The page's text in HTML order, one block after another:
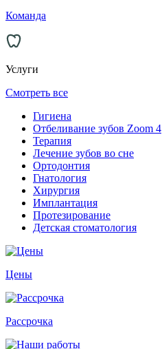
Команда
Услуги
Смотреть все
Гигиена
Отбеливание зубов Zoom 4
Терапия
Лечение зубов во сне
Ортодонтия
Гнатология
Хирургия
Имплантация
Протезирование
Детская стоматология
Цены
Рассрочка